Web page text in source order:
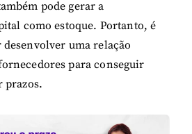
pode gerar a
como estoque. Portanto, é
uma relação
para conseguir
prazos.